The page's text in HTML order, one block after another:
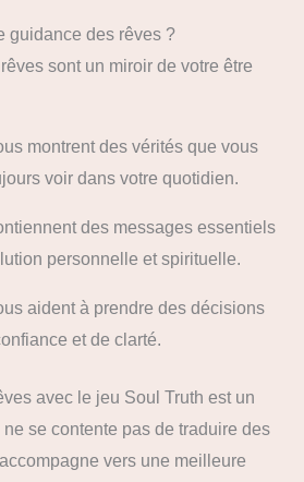
guidance des rêves ?
sont un miroir de votre être
montrent des vérités que vous
voir dans votre quotidien.
des messages essentiels
personnelle et spirituelle.
aident à prendre des décisions
et de clarté.
avec le jeu Soul Truth est un
se contente pas de traduire des
vers une meilleure